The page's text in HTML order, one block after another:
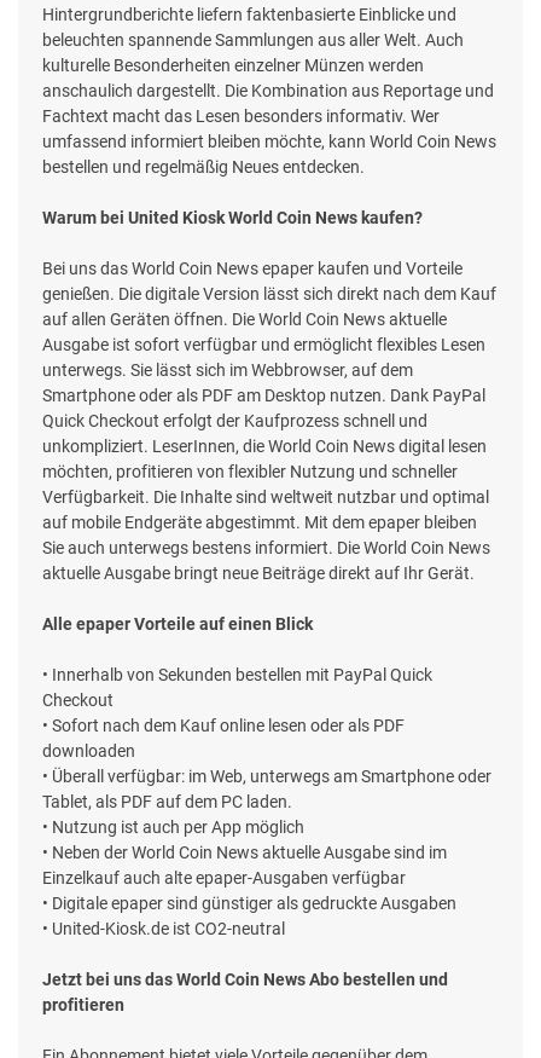
Hintergrundberichte liefern faktenbasierte Einblicke und
beleuchten spannende Sammlungen aus aller Welt. Auch
kulturelle Besonderheiten einzelner Münzen werden
anschaulich dargestellt. Die Kombination aus Reportage und
Fachtext macht das Lesen besonders informativ. Wer
umfassend informiert bleiben möchte, kann World Coin News
bestellen und regelmäßig Neues entdecken.
Warum bei United Kiosk World Coin News kaufen?
Bei uns das World Coin News epaper kaufen und Vorteile
genießen. Die digitale Version lässt sich direkt nach dem Kauf
auf allen Geräten öffnen. Die World Coin News aktuelle
Ausgabe ist sofort verfügbar und ermöglicht flexibles Lesen
unterwegs. Sie lässt sich im Webbrowser, auf dem
Smartphone oder als PDF am Desktop nutzen. Dank PayPal
Quick Checkout erfolgt der Kaufprozess schnell und
unkompliziert. LeserInnen, die World Coin News digital lesen
möchten, profitieren von flexibler Nutzung und schneller
Verfügbarkeit. Die Inhalte sind weltweit nutzbar und optimal
auf mobile Endgeräte abgestimmt. Mit dem epaper bleiben
Sie auch unterwegs bestens informiert. Die World Coin News
aktuelle Ausgabe bringt neue Beiträge direkt auf Ihr Gerät.
Alle epaper Vorteile auf einen Blick
• Innerhalb von Sekunden bestellen mit PayPal Quick
Checkout
• Sofort nach dem Kauf online lesen oder als PDF
downloaden
• Überall verfügbar: im Web, unterwegs am Smartphone oder
Tablet, als PDF auf dem PC laden.
• Nutzung ist auch per App möglich
• Neben der World Coin News aktuelle Ausgabe sind im
Einzelkauf auch alte epaper-Ausgaben verfügbar
• Digitale epaper sind günstiger als gedruckte Ausgaben
• United-Kiosk.de ist CO2-neutral
Jetzt bei uns das World Coin News Abo bestellen und
profitieren